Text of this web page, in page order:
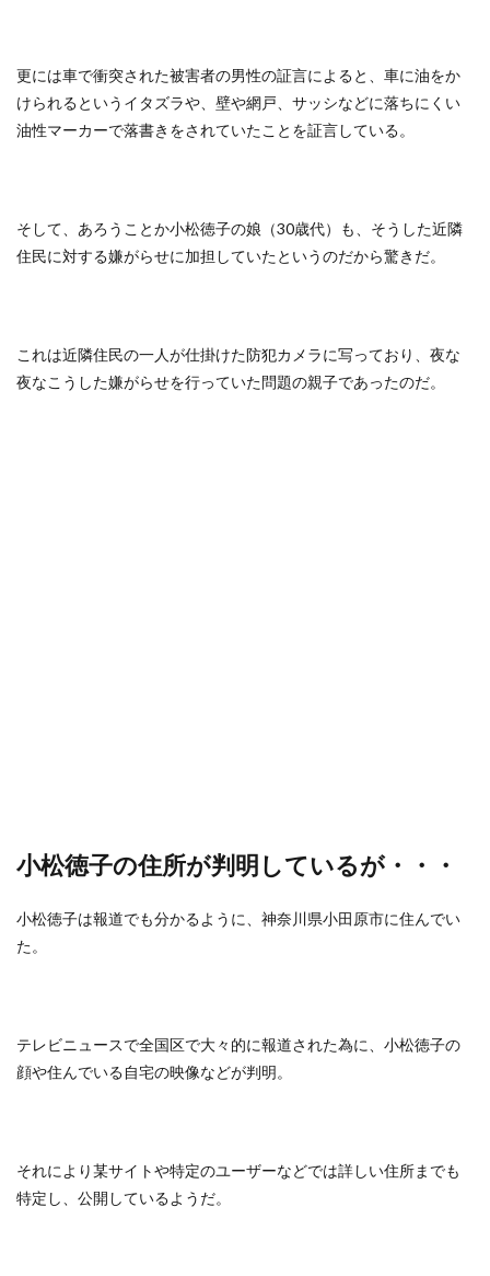
更には車で衝突された被害者の男性の証言によると、車に油をか
けられるというイタズラや、壁や網戸、サッシなどに落ちにくい
油性マーカーで落書きをされていたことを証言している。
そして、あろうことか小松徳子の娘（30歳代）も、そうした近隣
住民に対する嫌がらせに加担していたというのだから驚きだ。
これは近隣住民の一人が仕掛けた防犯カメラに写っており、夜な
夜なこうした嫌がらせを行っていた問題の親子であったのだ。
小松徳子の住所が判明しているが・・・
小松徳子は報道でも分かるように、神奈川県小田原市に住んでい
た。
テレビニュースで全国区で大々的に報道された為に、小松徳子の
顔や住んでいる自宅の映像などが判明。
それにより某サイトや特定のユーザーなどでは詳しい住所までも
特定し、公開しているようだ。